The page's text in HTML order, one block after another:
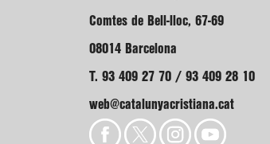
Comtes de Bell-lloc, 67-69
08014 Barcelona
T. 93 409 27 70 / 93 409 28 10
web@catalunyacristiana.cat